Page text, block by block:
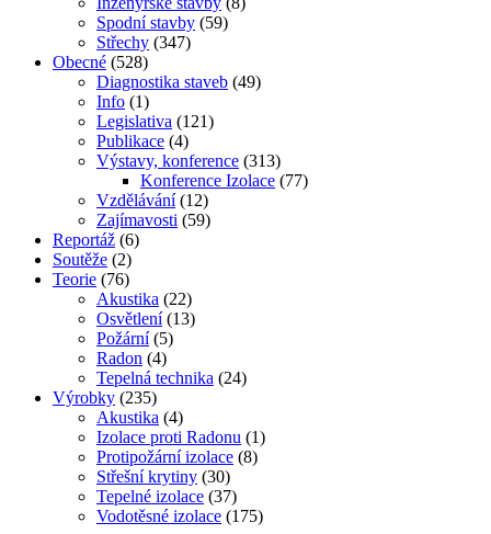
Spodní stavby (59)
Střechy (347)
Obecné (528)
Diagnostika staveb (49)
Info (1)
Legislativa (121)
Publikace (4)
Výstavy, konference (313)
Konference Izolace (77)
Vzdělávání (12)
Zajímavosti (59)
Reportáž (6)
Soutěže (2)
Teorie (76)
Akustika (22)
Osvětlení (13)
Požární (5)
Radon (4)
Tepelná technika (24)
Výrobky (235)
Akustika (4)
Izolace proti Radonu (1)
Protipožární izolace (8)
Střešní krytiny (30)
Tepelné izolace (37)
Vodotěsné izolace (175)